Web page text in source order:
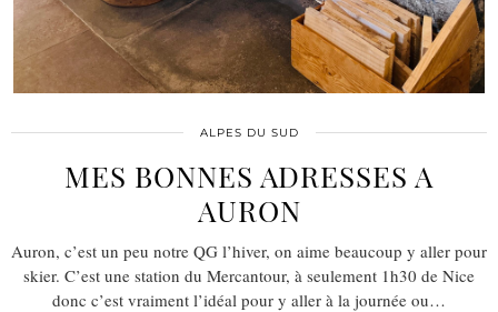
ALPES DU SUD
MES BONNES ADRESSES A
AURON
Auron, c’est un peu notre QG l’hiver, on aime beaucoup y aller pour
skier. C’est une station du Mercantour, à seulement 1h30 de Nice
donc c’est vraiment l’idéal pour y aller à la journée ou…